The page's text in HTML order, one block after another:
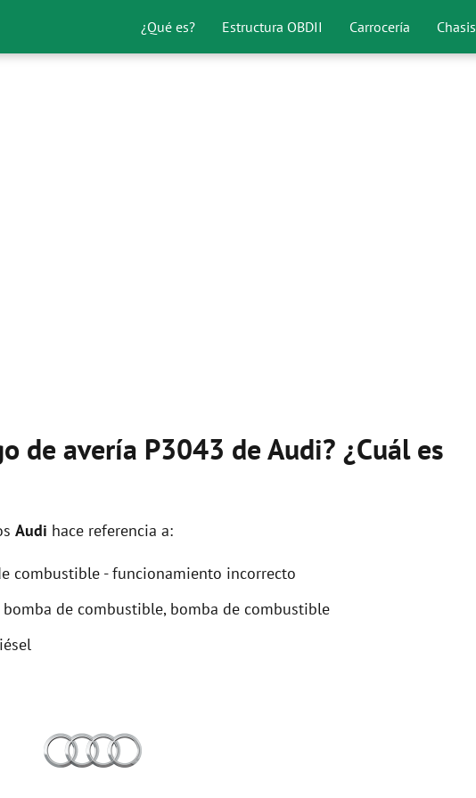
¿Qué es? Estructura OBDII Carrocería Chasis
de avería P3043 de Audi? ¿Cuál es
Audi hace referencia a:
combustible - funcionamiento incorrecto
bomba de combustible, bomba de combustible